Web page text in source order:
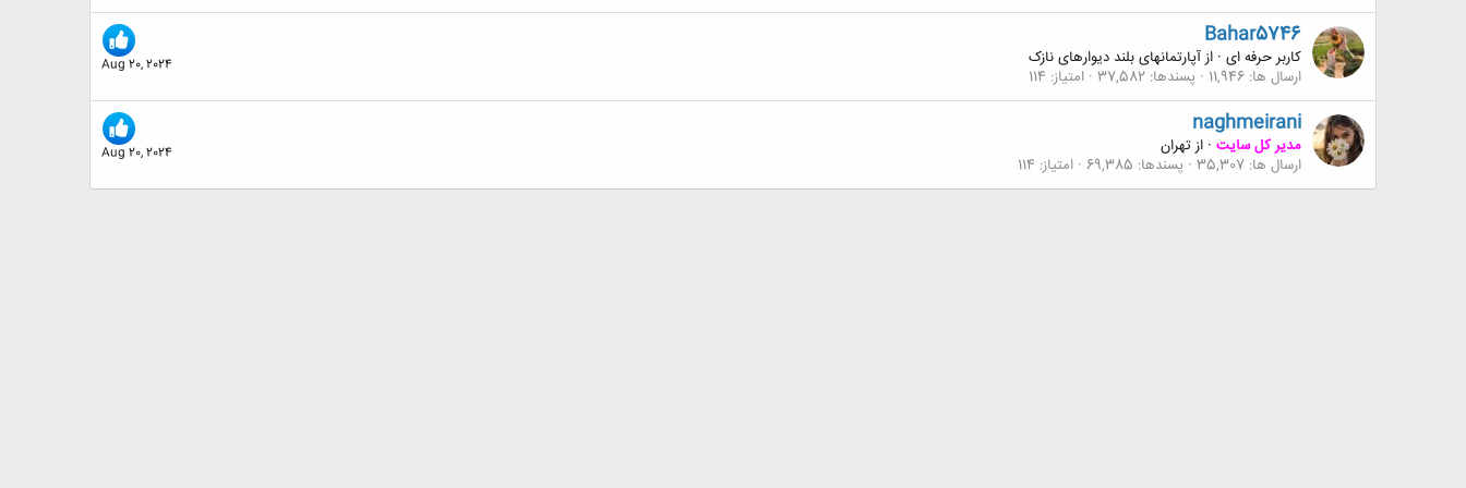
Aug 20, 2024
Bahar5746
کاربر حرفه ای · ازآپارتمانهای بلند دیوارهای نازک
ارسال ها 11,946 پسندها 37,582 امتیاز 114
Aug 20, 2024
naghmeirani
مدیر کل سایت · ازتهران
ارسال ها 35,307 پسندها 69,385 امتیاز 114